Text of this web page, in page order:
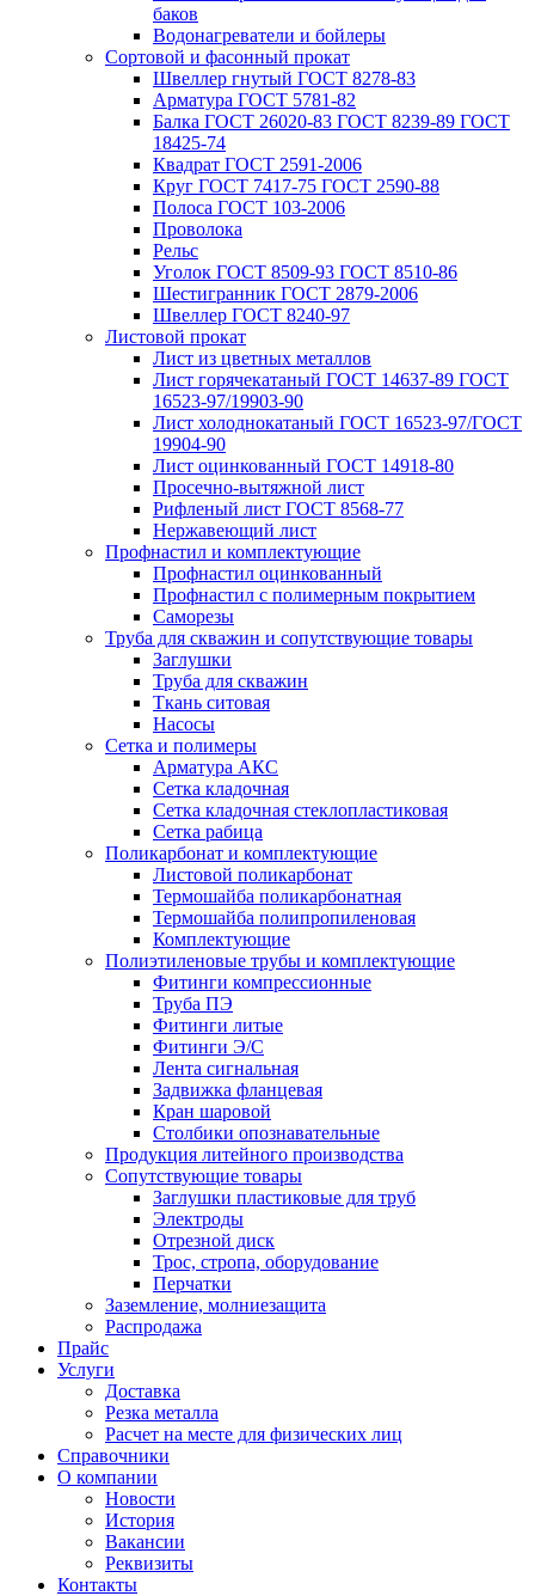
баков
Водонагреватели и бойлеры
Сортовой и фасонный прокат
Швеллер гнутый ГОСТ 8278-83
Арматура ГОСТ 5781-82
Балка ГОСТ 26020-83 ГОСТ 8239-89 ГОСТ
18425-74
Квадрат ГОСТ 2591-2006
Круг ГОСТ 7417-75 ГОСТ 2590-88
Полоса ГОСТ 103-2006
Проволока
Рельс
Уголок ГОСТ 8509-93 ГОСТ 8510-86
Шестигранник ГОСТ 2879-2006
Швеллер ГОСТ 8240-97
Листовой прокат
Лист из цветных металлов
Лист горячекатаный ГОСТ 14637-89 ГОСТ
16523-97/19903-90
Лист холоднокатаный ГОСТ 16523-97/ГОСТ
19904-90
Лист оцинкованный ГОСТ 14918-80
Просечно-вытяжной лист
Рифленый лист ГОСТ 8568-77
Нержавеющий лист
Профнастил и комплектующие
Профнастил оцинкованный
Профнастил с полимерным покрытием
Саморезы
Труба для скважин и сопутствующие товары
Заглушки
Труба для скважин
Ткань ситовая
Насосы
Сетка и полимеры
Арматура АКС
Сетка кладочная
Сетка кладочная стеклопластиковая
Сетка рабица
Поликарбонат и комплектующие
Листовой поликарбонат
Термошайба поликарбонатная
Термошайба полипропиленовая
Комплектующие
Полиэтиленовые трубы и комплектующие
Фитинги компрессионные
Труба ПЭ
Фитинги литые
Фитинги Э/С
Лента сигнальная
Задвижка фланцевая
Кран шаровой
Столбики опознавательные
Продукция литейного производства
Сопутствующие товары
Заглушки пластиковые для труб
Электроды
Отрезной диск
Трос, стропа, оборудование
Перчатки
Заземление, молниезащита
Распродажа
Прайс
Услуги
Доставка
Резка металла
Расчет на месте для физических лиц
Справочники
О компании
Новости
История
Вакансии
Реквизиты
Контакты